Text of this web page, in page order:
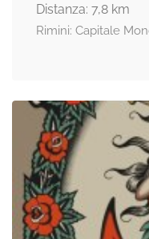
Distanza: 7,8 km
Rimini: Capitale